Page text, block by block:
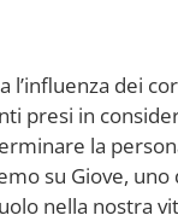
l’influenza dei
presi in
la
su Giove,
nella nostra